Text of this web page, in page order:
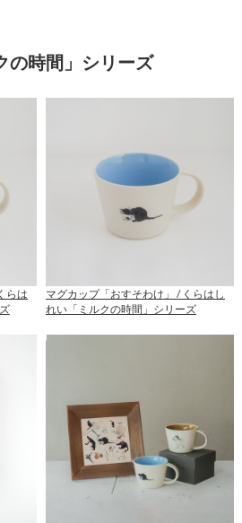
の時間」シリーズ
らは
マグカップ「おすそわけ」 / くらはし
れい「ミルクの時間」シリーズ